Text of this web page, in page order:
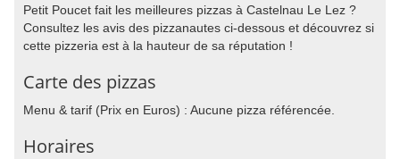
Petit Poucet fait les meilleures pizzas à Castelnau Le Lez ?
Consultez les avis des pizzanautes ci-dessous et découvrez si
cette pizzeria est à la hauteur de sa réputation !
Carte des pizzas
Menu & tarif (Prix en Euros) : Aucune pizza référencée.
Horaires